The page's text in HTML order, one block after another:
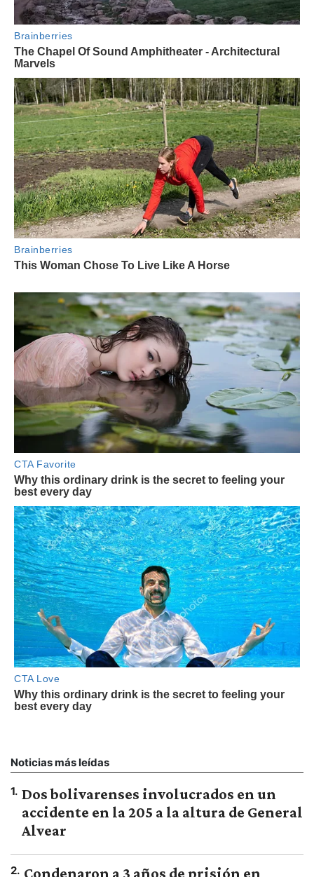
Noticias más leídas
1. Dos bolivarenses involucrados en un
accidente en la 205 a la altura de General
Alvear
2. Condenaron a 3 años de prisión en